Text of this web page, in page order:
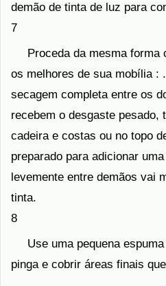
demão de tinta de luz para
7
Proceda da mesma
os melhores de sua mobília :
secagem completa entre os
recebem o desgaste pesado,
cadeira e costas ou no topo
preparado para adicionar
levemente entre demãos vai
tinta.
8
Use uma pequena
pinga e cobrir áreas finais